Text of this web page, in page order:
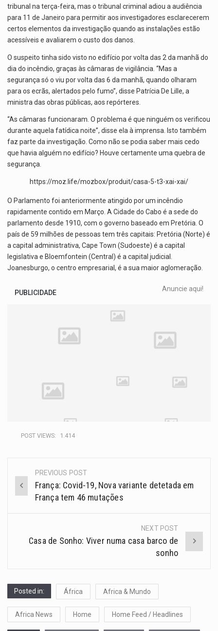
tribunal na terça-feira, mas o tribunal criminal adiou a audiência
para 11 de Janeiro para permitir aos investigadores esclarecerem
certos elementos da investigação quando as instalações estão
acessíveis e avaliarem o custo dos danos.
O suspeito tinha sido visto no edifício por volta das 2 da manhã do
dia do incêndio, graças às câmaras de vigilância. “Mas a
segurança só o viu por volta das 6 da manhã, quando olharam
para os ecrãs, alertados pelo fumo”, disse Patrícia De Lille, a
ministra das obras públicas, aos repórteres.
“As câmaras funcionaram. O problema é que ninguém os verificou
durante aquela fatídica noite”, disse ela à imprensa. Isto também
faz parte da investigação. Como não se podia saber mais cedo
que havia alguém no edifício? Houve certamente uma quebra de
segurança.
https://moz.life/mozbox/produit/casa-5-t3-xai-xai/
O Parlamento foi anteriormente atingido por um incêndio
rapidamente contido em Março. A Cidade do Cabo é a sede do
parlamento desde 1910, com o governo baseado em Pretória. O
país de 59 milhões de pessoas tem três capitais: Pretória (Norte) é
a capital administrativa, Cape Town (Sudoeste) é a capital
legislativa e Bloemfontein (Central) é a capital judicial.
Joanesburgo, o centro empresarial, é a sua maior aglomeração.
PUBLICIDADE Anuncie aqui!
POST VIEWS: 1.414
PREVIOUS POST
França: Covid-19, Nova variante detetada em
França tem 46 mutações
NEXT POST
Casa de Sonho: Viver numa casa barco de
sonho
Posted in: África Africa & Mundo
Africa News Home Home Feed / Headlines